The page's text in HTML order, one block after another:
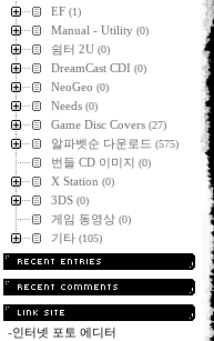
EF (1)
Manual - Utility (0)
쉼터 2U (0)
DreamCast CDI (0)
NeoGeo (0)
Needs (0)
Game Disc Covers (27)
알파벳순 다운로드 (575)
번들 CD 이미지 (0)
X Station (0)
3DS (0)
게임 동영상 (0)
기타 (105)
-인터넷 포토 에디터